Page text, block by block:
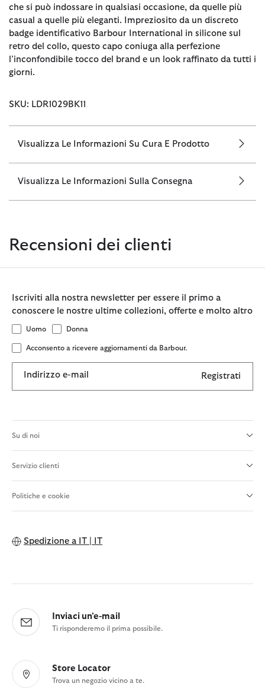
che si può indossare in qualsiasi occasione, da quelle più
casual a quelle più eleganti. Impreziosito da un discreto
badge identificativo Barbour International in silicone sul
retro del collo, questo capo coniuga alla perfezione
l’inconfondibile tocco del brand e un look raffinato da tutti i
giorni.
SKU: LDR1029BK11
Visualizza Le Informazioni Su Cura E Prodotto
Visualizza Le Informazioni Sulla Consegna
Recensioni dei clienti
Iscriviti alla nostra newsletter per essere il primo a
conoscere le nostre ultime collezioni, offerte e molto altro
Uomo Donna
Acconsento a ricevere aggiornamenti da Barbour.
Indirizzo e-mail Registrati
Su di noi
Servizio clienti
Politiche e cookie
Spedizione a IT | IT
Inviaci un'e-mail
Ti risponderemo il prima possibile.
Store Locator
Trova un negozio vicino a te.